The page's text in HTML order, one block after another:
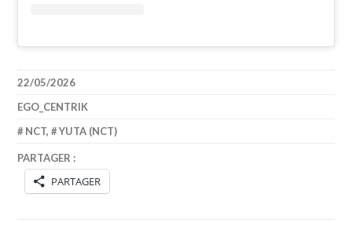
22/05/2026
EGO_CENTRIK
NCT, YUTA (NCT)
PARTAGER :
PARTAGER